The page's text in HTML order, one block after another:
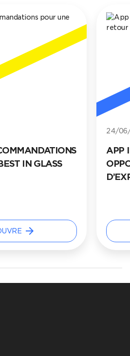
D’APPLE :
ET RETOUR
DÉCOUVRE